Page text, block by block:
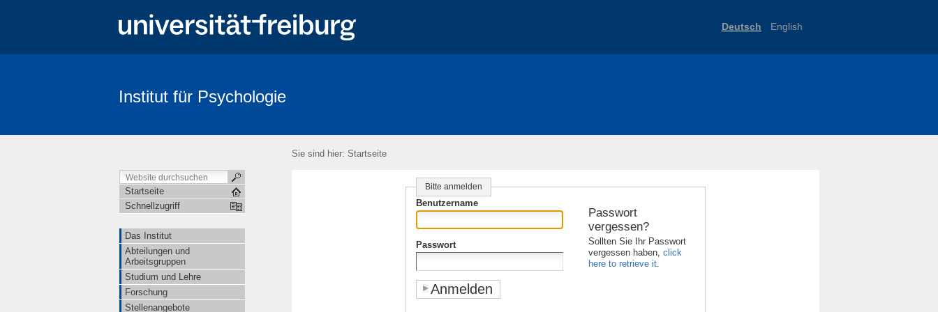
Deutsch English
Institut für Psychologie
Sie sind hier: Startseite
Startseite
Schnellzugriff
Das Institut
Abteilungen und
Arbeitsgruppen
Studium und Lehre
Forschung
Stellenangebote
Bitte anmelden
Passwort
vergessen?
Sollten Sie Ihr Passwort
vergessen haben, click
here to retrieve it.
Benutzername
Passwort